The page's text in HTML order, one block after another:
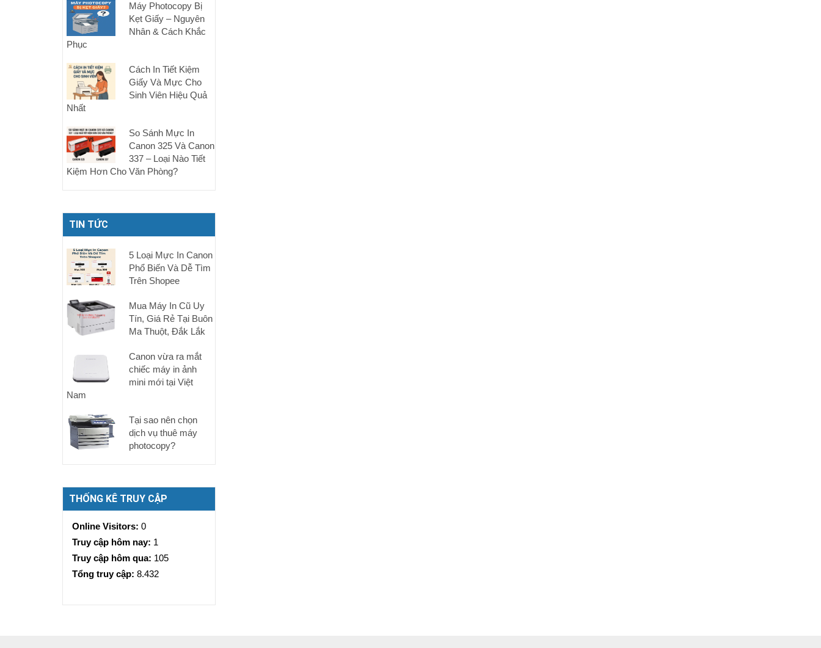
Máy Photocopy Bị
Kẹt Giấy – Nguyên
Nhân & Cách Khắc
Phục
Cách In Tiết Kiệm
Giấy Và Mực Cho
Sinh Viên Hiệu Quả
Nhất
So Sánh Mực In
Canon 325 Và Canon
337 – Loại Nào Tiết
Kiệm Hơn Cho Văn Phòng?
TIN TỨC
5 Loại Mực In Canon
Phổ Biến Và Dễ Tìm
Trên Shopee
Mua Máy In Cũ Uy
Tín, Giá Rẻ Tại Buôn
Ma Thuột, Đắk Lắk
Canon vừa ra mắt
chiếc máy in ảnh
mini mới tại Việt
Nam
Tại sao nên chọn
dịch vụ thuê máy
photocopy?
THỐNG KÊ TRUY CẬP
Online Visitors: 0
Truy cập hôm nay: 1
Truy cập hôm qua: 105
Tổng truy cập: 8.432